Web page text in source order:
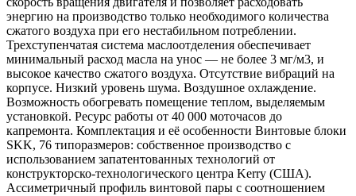
энергию на производство только необходимого количества
сжатого воздуха при его нестабильном потреблении.
Трехступенчатая система маслоотделения обеспечивает
минимальный расход масла на унос — не более 3 мг/м3, и
высокое качество сжатого воздуха. Отсутствие вибраций на
корпусе. Низкий уровень шума. Воздушное охлаждение.
Возможность обогревать помещение теплом, выделяемым
установкой. Ресурс работы от 40 000 моточасов до
капремонта. Комплектация и её особенности Винтовые блоки
SKK, 76 типоразмеров: собственное производство с
использованием запатентованных технологий от
конструкторско-технологического центра Kerry (США).
Ассиметричный профиль винтовой пары с соотношением